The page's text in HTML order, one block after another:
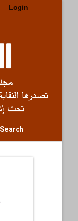
Search
Login